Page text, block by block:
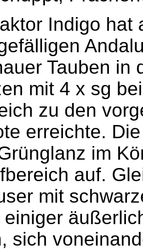
Indigo hat
Tauben in
mit 4 x sg
zu den
erreichte.
im
auf.
mit
einiger
sich